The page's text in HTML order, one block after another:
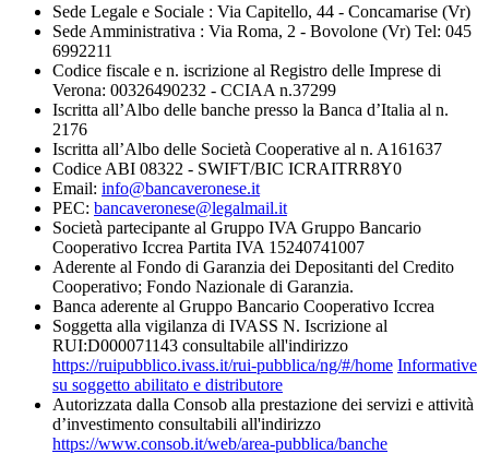
Sede Legale e Sociale : Via Capitello, 44 - Concamarise (Vr)
Sede Amministrativa : Via Roma, 2 - Bovolone (Vr) Tel: 045
6992211
Codice fiscale e n. iscrizione al Registro delle Imprese di
Verona: 00326490232 - CCIAA n.37299
Iscritta all’Albo delle banche presso la Banca d’Italia al n.
2176
Iscritta all’Albo delle Società Cooperative al n. A161637
Codice ABI 08322 - SWIFT/BIC ICRAITRR8Y0
Email: info@bancaveronese.it
PEC: bancaveronese@legalmail.it
Società partecipante al Gruppo IVA Gruppo Bancario
Cooperativo Iccrea Partita IVA 15240741007
Aderente al Fondo di Garanzia dei Depositanti del Credito
Cooperativo; Fondo Nazionale di Garanzia.
Banca aderente al Gruppo Bancario Cooperativo Iccrea
Soggetta alla vigilanza di IVASS N. Iscrizione al
RUI:D000071143 consultabile all'indirizzo
https://ruipubblico.ivass.it/rui-pubblica/ng/#/home Informative
su soggetto abilitato e distributore
Autorizzata dalla Consob alla prestazione dei servizi e attività
d’investimento consultabili all'indirizzo
https://www.consob.it/web/area-pubblica/banche